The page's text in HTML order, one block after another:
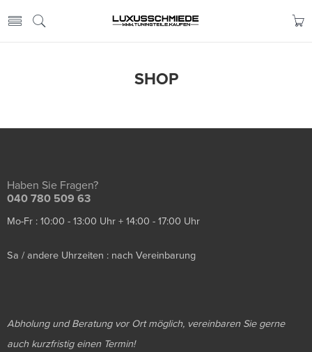
SHOP
Haben Sie Fragen?
040 780 509 63
Mo-Fr : 10:00 - 13:00 Uhr + 14:00 - 17:00 Uhr
Sa / andere Uhrzeiten : nach Vereinbarung
Abholung und Beratung vor Ort möglich, vereinbaren Sie gerne
auch kurzfristig einen Termin!